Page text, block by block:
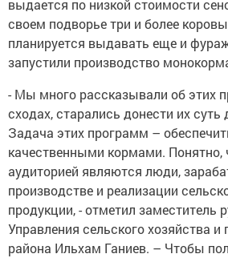
выдается по низкой стоимости
своем подворье три и более
планируется выдавать еще и
запустили производство
- Мы много рассказывали об этих
сходах, старались донести их суть
Задача этих программ –
качественными кормами. Понятно,
аудиторией являются люди,
производстве и реализации
продукции, - отметил заместитель
Управления сельского хозяйства и
района Ильхам Ганиев. – Чтобы